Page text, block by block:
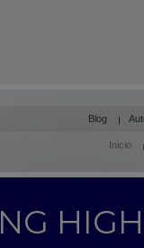
Blog
Inicio